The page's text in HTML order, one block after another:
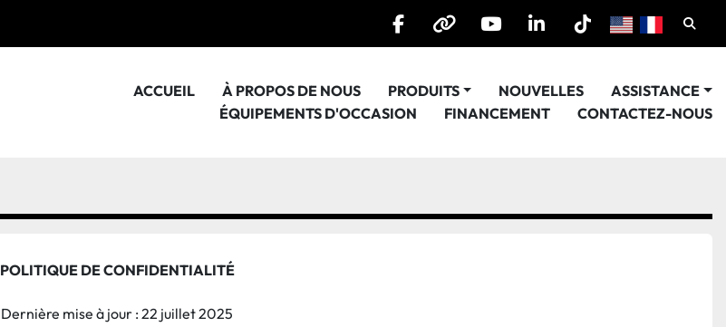
facebookotheryoutubelinkedintiktok
ACCUEIL PRODUITS NOUVELLES
À PROPOS DE NOUS
ASSISTANCE
ÉQUIPEMENTS D'OCCASION
FINANCEMENT CONTACTEZ-NOUS
POLITIQUE DE CONFIDENTIALITÉ
Dernière mise à jour : 22 juillet 2025